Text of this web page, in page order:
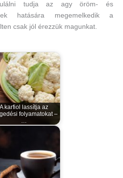
tudja az agy öröm- és
hatására megemelkedik a
csak jól érezzük magunkat.
A karfiol lassítja az
folyamatokat –